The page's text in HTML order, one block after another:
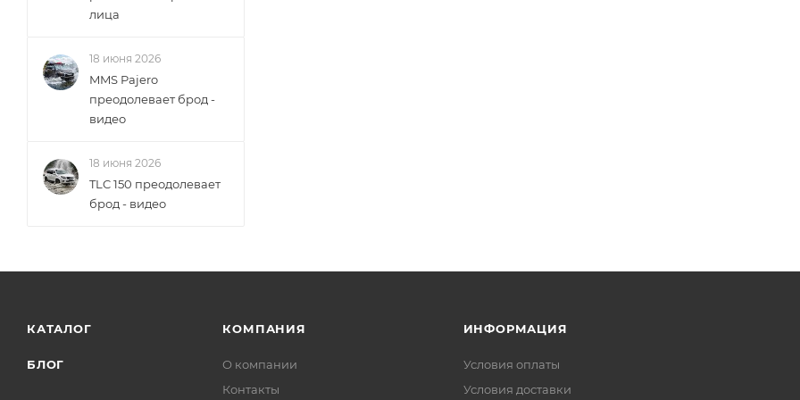
лица
18 июня 2026
MMS Pajero
преодолевает брод -
видео
18 июня 2026
TLC 150 преодолевает
брод - видео
КАТАЛОГ
БЛОГ
КОМПАНИЯ
О компании
Контакты
ИНФОРМАЦИЯ
Условия оплаты
Условия доставки